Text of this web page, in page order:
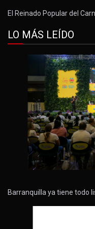
El Reinado Popular del
LO MÁS LEÍDO
Barranquilla ya tiene todo